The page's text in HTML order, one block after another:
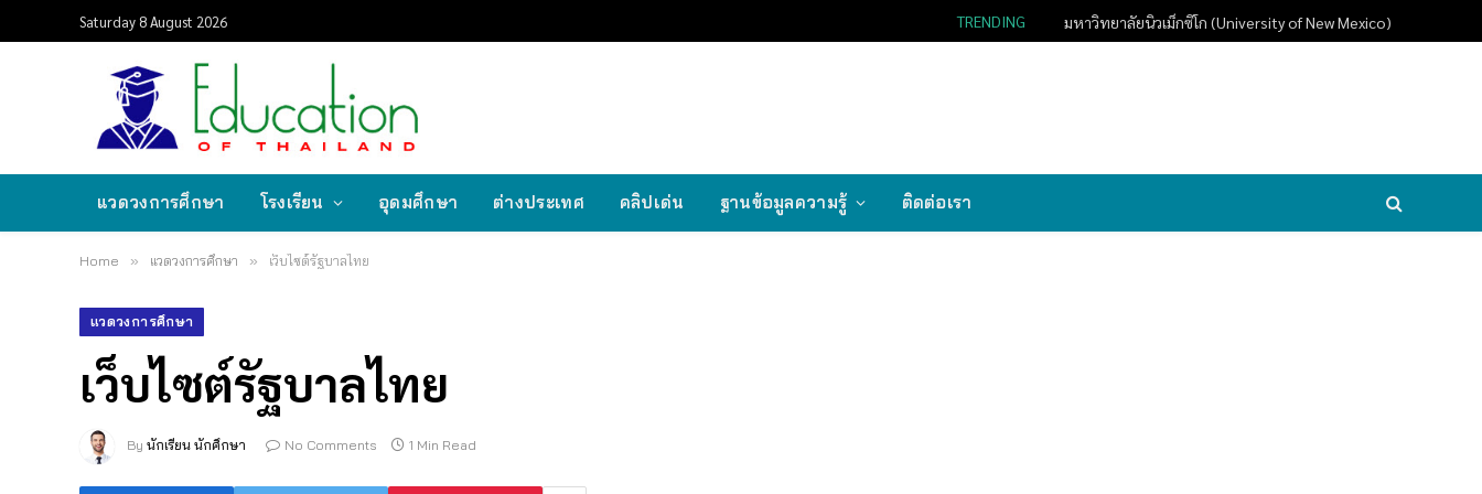
Saturday 8 August 2026 TRENDING มหาวิทยาลัยนิวเม็กซิโก (University of New Mexico)
แวดวงการศึกษา โรงเรียน อุดมศึกษา ต่างประเทศ คลิปเด่น ฐานข้อมูลความรู้ ติดต่อเรา
Home » แวดวงการศึกษา » เว็บไซต์รัฐบาลไทย
แวดวงการศึกษา
เว็บไซต์รัฐบาลไทย
By นักเรียน นักศึกษา No Comments 1 Min Read